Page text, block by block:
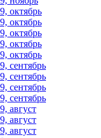
октябрь
октябрь
октябрь
октябрь
октябрь
сентябрь
сентябрь
сентябрь
сентябрь
август
август
август